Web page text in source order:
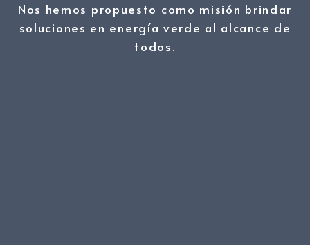
Nos hemos propuesto como misión brindar
soluciones en energía verde al alcance de
todos.